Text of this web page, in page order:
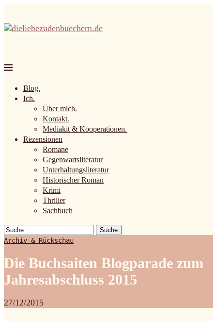
Blog.
Ich.
Über mich.
Kontakt.
Mediakit & Kooperationen.
Rezensionen
Romane
Gegenwartsliteratur
Unterhaltungsliteratur
Historischer Roman
Krimi
Thriller
Sachbuch
Suche
Archiv & Rückschau
Die Buchsaiten Blogparade zum
Jahresabschluss 2015
27/12/2015